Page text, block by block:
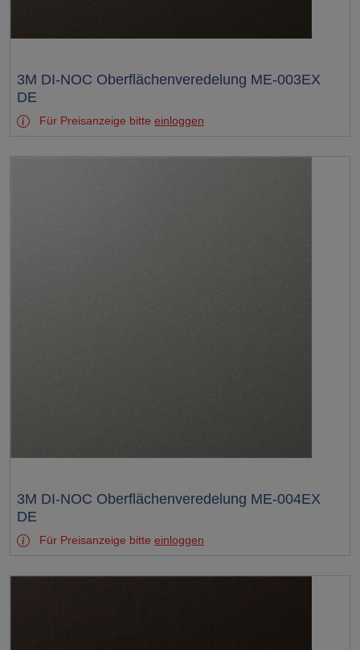
Test
3M DI-NOC Oberflächenveredelung ME-003EX
DE
Für Preisanzeige bitte einloggen
Test
3M DI-NOC Oberflächenveredelung ME-004EX
DE
Für Preisanzeige bitte einloggen